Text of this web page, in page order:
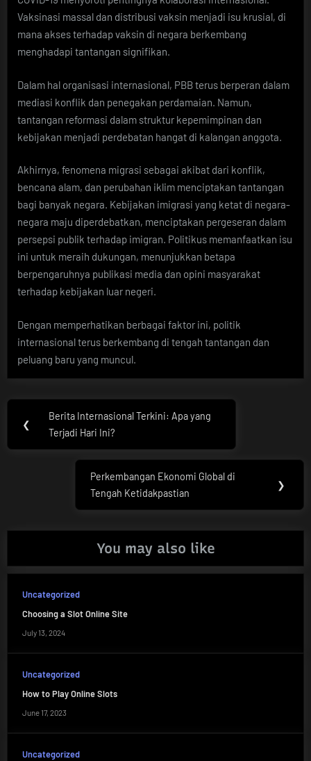
Vaksinasi massal dan distribusi vaksin menjadi isu krusial, di
mana akses terhadap vaksin di negara berkembang
menghadapi tantangan signifikan.
Dalam hal organisasi internasional, PBB terus berperan dalam
mediasi konflik dan penegakan perdamaian. Namun,
tantangan reformasi dalam struktur kepemimpinan dan
kebijakan menjadi perdebatan hangat di kalangan anggota.
Akhirnya, fenomena migrasi sebagai akibat dari konflik,
bencana alam, dan perubahan iklim menciptakan tantangan
bagi banyak negara. Kebijakan imigrasi yang ketat di negara-
negara maju diperdebatkan, menciptakan pergeseran dalam
persepsi publik terhadap imigran. Politikus memanfaatkan isu
ini untuk meraih dukungan, menunjukkan betapa
berpengaruhnya publikasi media dan opini masyarakat
terhadap kebijakan luar negeri.
Dengan memperhatikan berbagai faktor ini, politik
internasional terus berkembang di tengah tantangan dan
peluang baru yang muncul.
Post
navigation
❮
Previous
Post:
Berita Internasional Terkini: Apa yang
Terjadi Hari Ini?
Next
Post:
Perkembangan Ekonomi Global di
Tengah Ketidakpastian
❯
You may also like
Uncategorized
Choosing a Slot Online Site
July 13, 2024
Uncategorized
How to Play Online Slots
June 17, 2023
Uncategorized